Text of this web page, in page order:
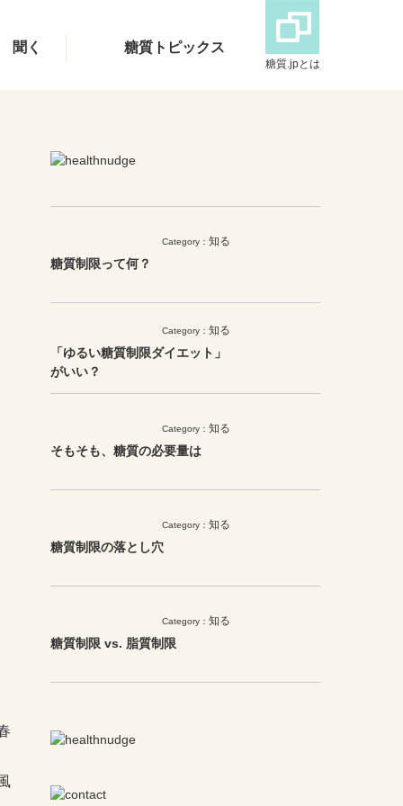
聞く 糖質トピックス
糖質.jpとは
Category： 知る
糖質制限って何？
Category： 知る
「ゆるい糖質制限ダイエット」
がいい？
Category： 知る
そもそも、糖質の必要量は
Category： 知る
糖質制限の落とし穴
Category： 知る
糖質制限 vs. 脂質制限